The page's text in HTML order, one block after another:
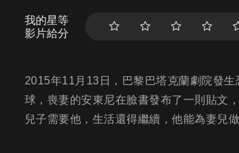
我的星等
影片給分
2015年11月13日，巴黎巴塔克蘭劇院發
球，喪妻的安東尼在臉書發布了一則貼文
兒子需要他，生活還得繼續，他能為妻兒